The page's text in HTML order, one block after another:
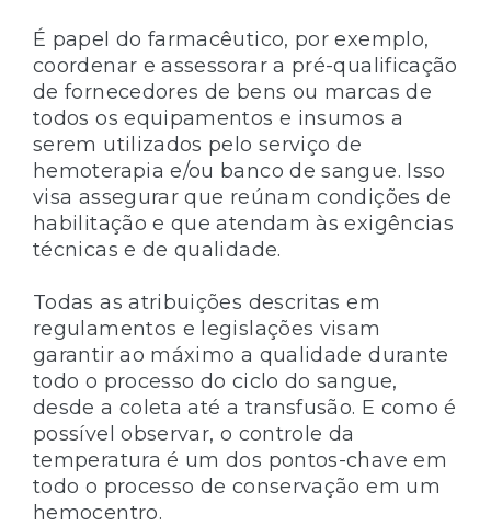
É papel do farmacêutico, por exemplo,
coordenar e assessorar a pré-qualificação
de fornecedores de bens ou marcas de
todos os equipamentos e insumos a
serem utilizados pelo serviço de
hemoterapia e/ou banco de sangue. Isso
visa assegurar que reúnam condições de
habilitação e que atendam às exigências
técnicas e de qualidade.
Todas as atribuições descritas em
regulamentos e legislações visam
garantir ao máximo a qualidade durante
todo o processo do ciclo do sangue,
desde a coleta até a transfusão. E como é
possível observar, o controle da
temperatura é um dos pontos-chave em
todo o processo de conservação em um
hemocentro.